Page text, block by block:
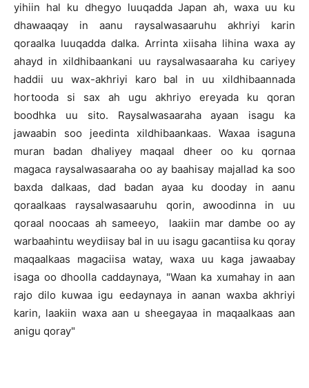
yihiin hal ku dhegyo luuqadda Japan ah, waxa uu ku
dhawaaqay in aanu raysalwasaaruhu akhriyi karin
qoraalka luuqadda dalka. Arrinta xiisaha lihina waxa ay
ahayd in xildhibaankani uu raysalwasaaraha ku cariyey
haddii uu wax-akhriyi karo bal in uu xildhibaannada
hortooda si sax ah ugu akhriyo ereyada ku qoran
boodhka uu sito. Raysalwasaaraha ayaan isagu ka
jawaabin soo jeedinta xildhibaankaas. Waxaa isaguna
muran badan dhaliyey maqaal dheer oo ku qornaa
magaca raysalwasaaraha oo ay baahisay majallad ka soo
baxda dalkaas, dad badan ayaa ku dooday in aanu
qoraalkaas raysalwasaaruhu qorin, awoodinna in uu
qoraal noocaas ah sameeyo, laakiin mar dambe oo ay
warbaahintu weydiisay bal in uu isagu gacantiisa ku qoray
maqaalkaas magaciisa watay, waxa uu kaga jawaabay
isaga oo dhoolla caddaynaya, "Waan ka xumahay in aan
rajo dilo kuwaa igu eedaynaya in aanan waxba akhriyi
karin, laakiin waxa aan u sheegayaa in maqaalkaas aan
anigu qoray"